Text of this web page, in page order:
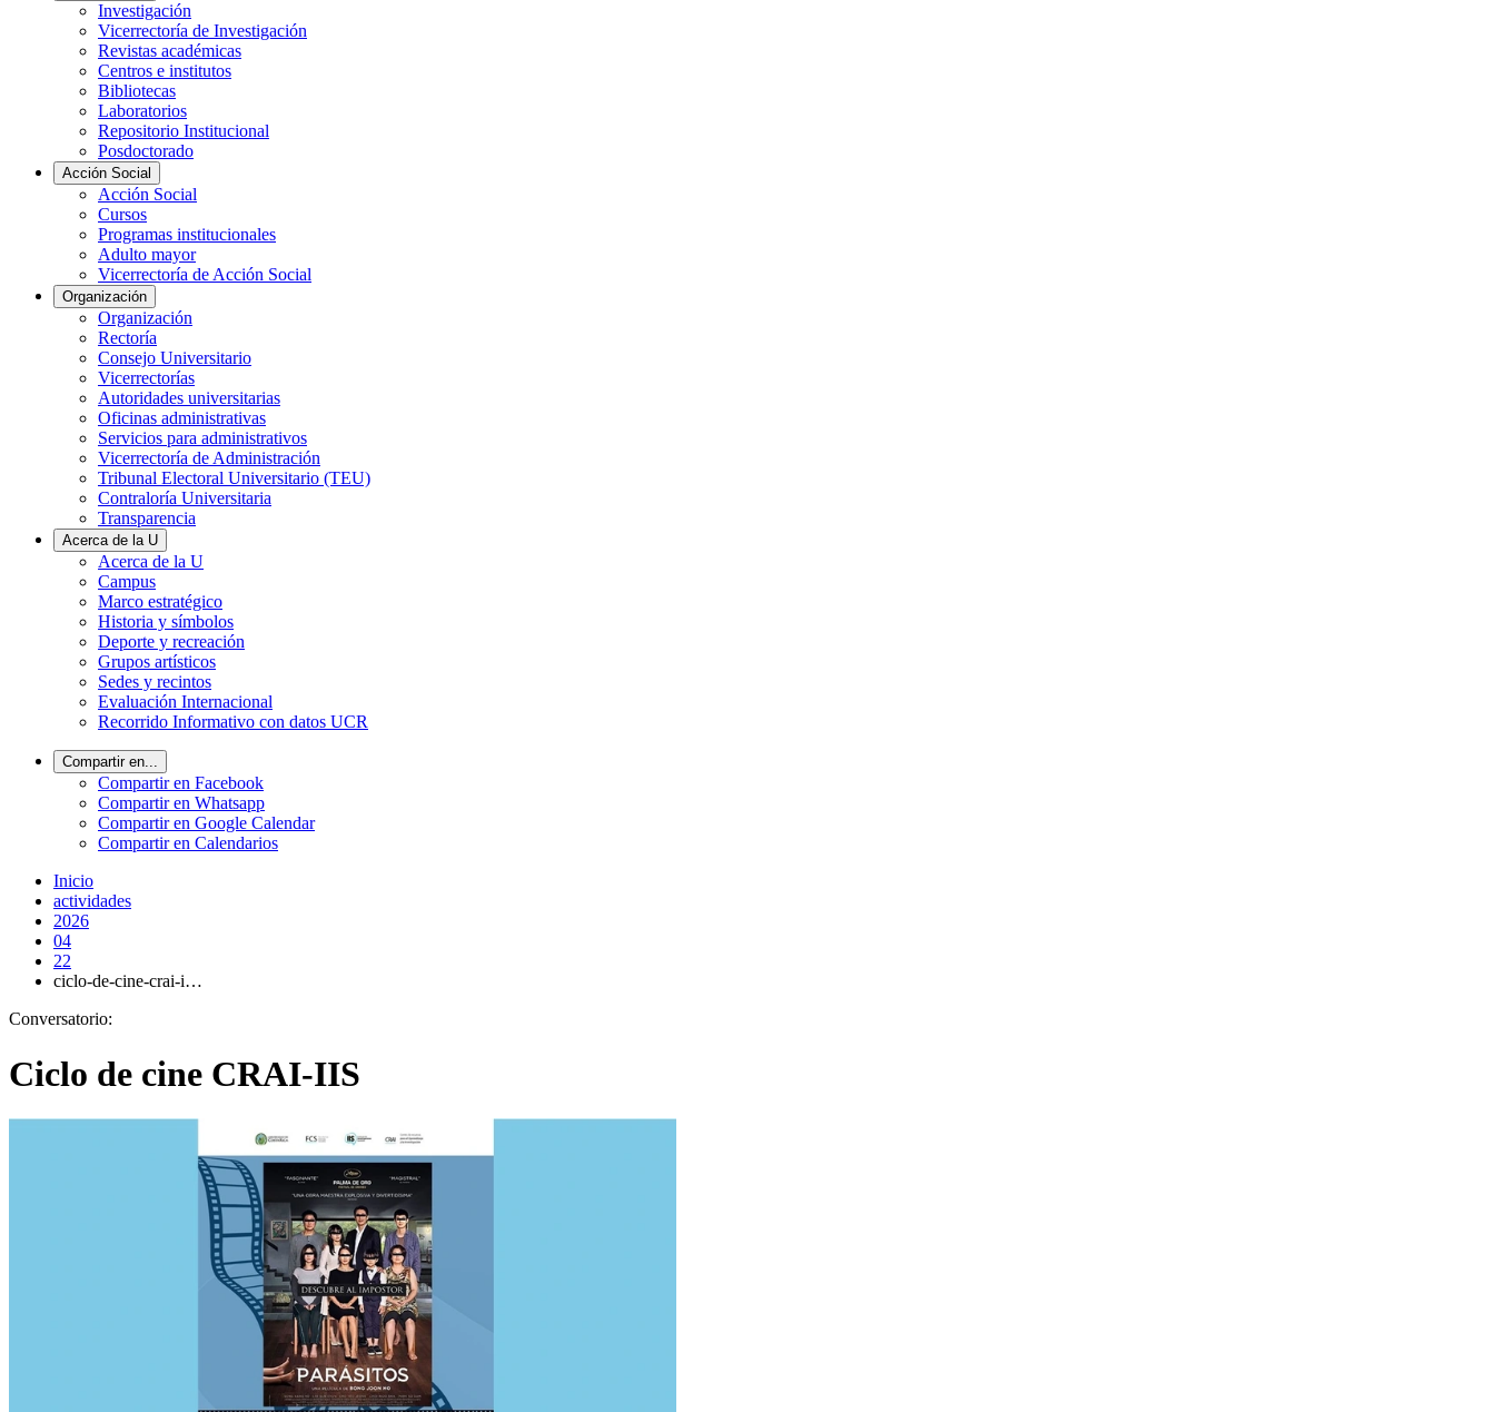
Investigación
Vicerrectoría de Investigación
Revistas académicas
Centros e institutos
Bibliotecas
Laboratorios
Repositorio Institucional
Posdoctorado
Acción Social
Acción Social
Cursos
Programas institucionales
Adulto mayor
Vicerrectoría de Acción Social
Organización
Organización
Rectoría
Consejo Universitario
Vicerrectorías
Autoridades universitarias
Oficinas administrativas
Servicios para administrativos
Vicerrectoría de Administración
Tribunal Electoral Universitario (TEU)
Contraloría Universitaria
Transparencia
Acerca de la U
Acerca de la U
Campus
Marco estratégico
Historia y símbolos
Deporte y recreación
Grupos artísticos
Sedes y recintos
Evaluación Internacional
Recorrido Informativo con datos UCR
Compartir en...
Compartir en Facebook
Compartir en Whatsapp
Compartir en Google Calendar
Compartir en Calendarios
Inicio
actividades
2026
04
22
ciclo-de-cine-crai-i…
Conversatorio:
Ciclo de cine CRAI-IIS